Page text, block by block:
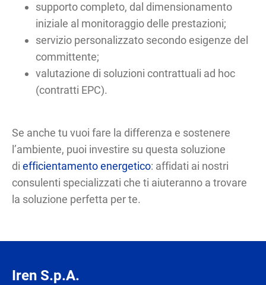
supporto completo, dal dimensionamento
iniziale al monitoraggio delle prestazioni;
servizio personalizzato secondo esigenze del
committente;
valutazione di soluzioni contrattuali ad hoc
(contratti EPC).
Se anche tu vuoi fare la differenza e sostenere
l’ambiente, puoi investire su questa soluzione
diefficientamento energetico: affidati ai nostri
consulenti specializzati che ti aiuteranno a trovare
la soluzione perfetta per te.
Iren S.p.A.